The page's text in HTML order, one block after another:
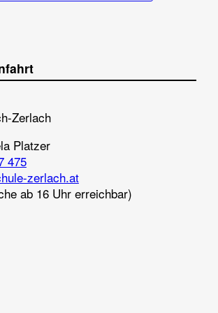
Zerlach
Platzer
475
zerlach.at
ab 16 Uhr erreichbar)